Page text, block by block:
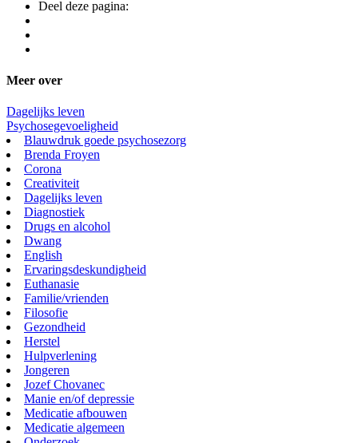
Deel deze pagina:
Meer over
Dagelijks leven
Psychosegevoeligheid
Blauwdruk goede psychosezorg
Brenda Froyen
Corona
Creativiteit
Dagelijks leven
Diagnostiek
Drugs en alcohol
Dwang
English
Ervaringsdeskundigheid
Euthanasie
Familie/vrienden
Filosofie
Gezondheid
Herstel
Hulpverlening
Jongeren
Jozef Chovanec
Manie en/of depressie
Medicatie afbouwen
Medicatie algemeen